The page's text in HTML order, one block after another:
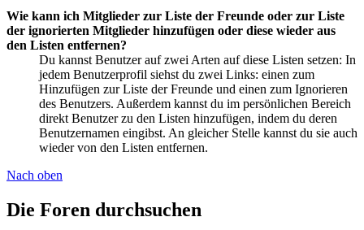
Wie kann ich Mitglieder zur Liste der Freunde oder zur Liste
der ignorierten Mitglieder hinzufügen oder diese wieder aus
den Listen entfernen?
Du kannst Benutzer auf zwei Arten auf diese Listen setzen: In
jedem Benutzerprofil siehst du zwei Links: einen zum
Hinzufügen zur Liste der Freunde und einen zum Ignorieren
des Benutzers. Außerdem kannst du im persönlichen Bereich
direkt Benutzer zu den Listen hinzufügen, indem du deren
Benutzernamen eingibst. An gleicher Stelle kannst du sie auch
wieder von den Listen entfernen.
Nach oben
Die Foren durchsuchen